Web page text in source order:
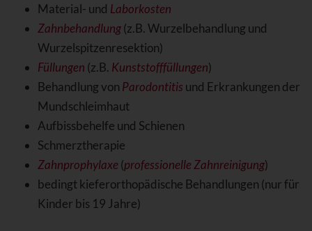
Material- und Laborkosten
Zahnbehandlung(z.B. Wurzelbehandlung und
Wurzelspitzenresektion)
Füllungen (z.B. Kunststofffüllungen)
Behandlung von Parodontitis und Erkrankungen der
Mundschleimhaut
Aufbissbehelfe und Schienen
Schmerztherapie
Zahnprophylaxe (professionelle Zahnreinigung)
bedingt kieferorthopädische Behandlungen (nur für
Kinder bis 19 Jahre)